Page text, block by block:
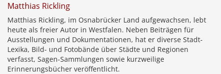
Matthias Rickling
Matthias Rickling, im Osnabrücker Land aufgewachsen, lebt
heute als freier Autor in Westfalen. Neben Beiträgen für
Ausstellungen und Dokumentationen, hat er diverse Stadt-
Lexika, Bild- und Fotobände über Städte und Regionen
verfasst, Sagen-Sammlungen sowie kurzweilige
Erinnerungsbücher veröffentlicht.